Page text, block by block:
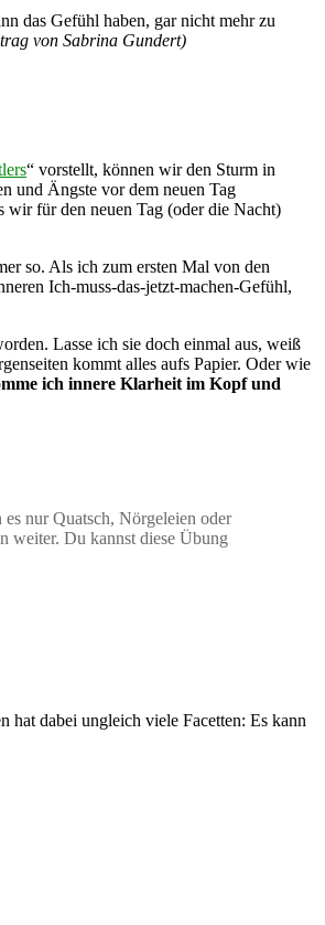
das Gefühl haben, gar nicht mehr zu
von Sabrina Gundert)
“ vorstellt, können wir den Sturm in
und Ängste vor dem neuen Tag
wir für den neuen Tag (oder die Nacht)
so. Als ich zum ersten Mal von den
Ich-muss-das-jetzt-machen-Gefühl,
Lasse ich sie doch einmal aus, weiß
kommt alles aufs Papier. Oder wie
ich innere Klarheit im Kopf und
nur Quatsch, Nörgeleien oder
weiter. Du kannst diese Übung
hat dabei ungleich viele Facetten: Es kann